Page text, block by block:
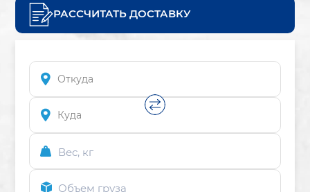
РАССЧИТАТЬ ДОСТАВКУ
Вес, кг
Объем груза